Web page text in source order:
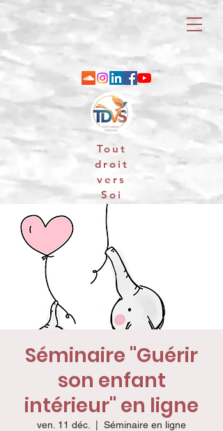
06 88 25 79 74 / email : contact
Tout
droit
vers
Soi
Séminaire "Guérir
son enfant
intérieur" en ligne
ven. 11 déc. Séminaire en ligne